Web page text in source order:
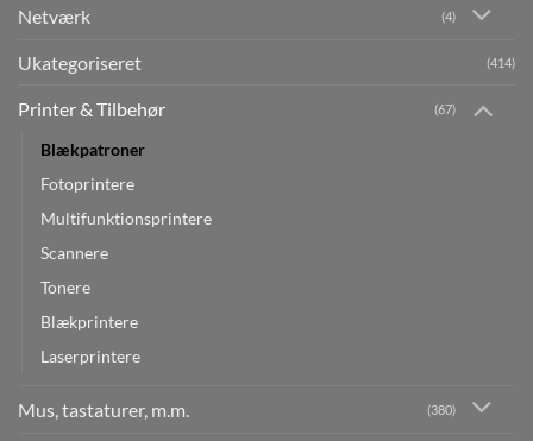
Netværk (4)
Ukategoriseret (414)
Printer & Tilbehør (67)
Blækpatroner
Fotoprintere
Multifunktionsprintere
Scannere
Tonere
Blækprintere
Laserprintere
Mus, tastaturer, m.m. (380)